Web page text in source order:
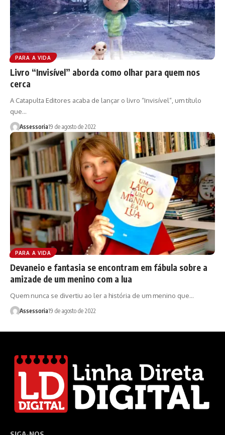
PARA A VIDA
Livro “Invisível” aborda como olhar para quem nos
cerca
A Catapulta Editores acaba de lançar o livro “Invisível”, um título
que…
Assessoria19 de agosto de 2022
PARA A VIDA
Devaneio e fantasia se encontram em fábula sobre a
amizade de um menino com a lua
Quem nunca se divertiu ao ler a história de um menino que…
Assessoria19 de agosto de 2022